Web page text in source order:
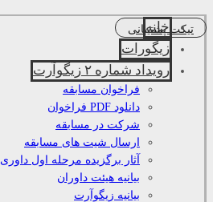
تیکت پشتیبانی
خانه
زیگورات
رویداد شماره ۲ زیگوآرت
فراخوان مسابقه
دانلود PDF فراخوان
شرکت در مسابقه
ارسال شیت های مسابقه
آثار برگزیده مرحله اول داوری
بیانیه هیئت داوران
بیانیه زیگوآرت